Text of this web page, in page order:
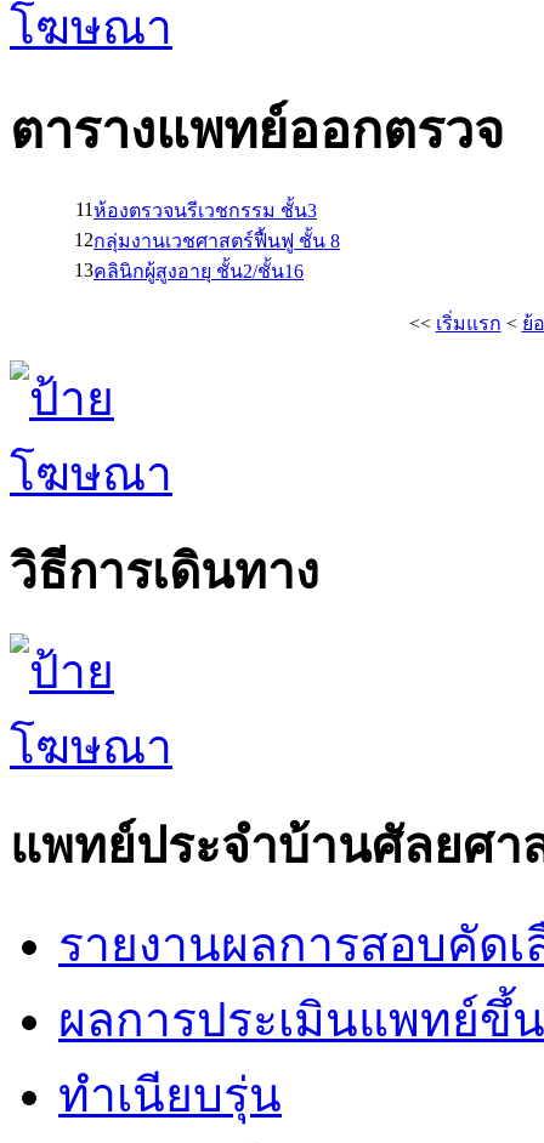
ตารางแพทย์ออกตรวจ
11ห้องตรวจนรีเวชกรรม ชั้น3
12กลุ่มงานเวชศาสตร์ฟื้นฟู ชั้น 8
13คลินิกผู้สูงอายุ ชั้น2/ชั้น16
<< เริ่มแรก < ย้
วิธีการเดินทาง
แพทย์ประจำบ้านศัลยศา
รายงานผลการสอบคัดเ
ผลการประเมินแพทย์ขึ้
ทำเนียบรุ่น